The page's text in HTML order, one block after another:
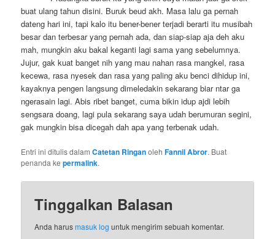
buat ulang tahun disini. Buruk beud akh. Masa lalu ga pernah
dateng hari ini, tapi kalo itu bener-bener terjadi berarti itu musibah
besar dan terbesar yang pernah ada, dan siap-siap aja deh aku
mah, mungkin aku bakal keganti lagi sama yang sebelumnya.
Jujur, gak kuat banget nih yang mau nahan rasa mangkel, rasa
kecewa, rasa nyesek dan rasa yang paling aku benci dihidup ini,
kayaknya pengen langsung dimeledakin sekarang biar ntar ga
ngerasain lagi. Abis ribet banget, cuma bikin idup ajdi lebih
sengsara doang, lagi pula sekarang saya udah berumuran segini,
gak mungkin bisa dicegah dah apa yang terbenak udah.
Entri ini ditulis dalamCatetan RinganolehFannil Abror. Buat
penanda kepermalink.
Tinggalkan Balasan
Anda harusmasuk log untuk mengirim sebuah komentar.